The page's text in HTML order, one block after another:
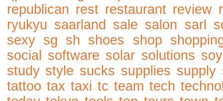
republican rest restaurant review
ryukyu saarland sale salon sarl
sexy sg sh shoes shop
social
software solar solutions soy
study style sucks supplies supply
tattoo tax taxi tc team tech